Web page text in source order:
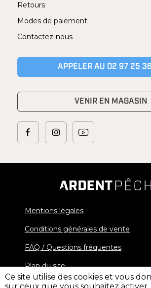
Retours
Modes de paiement
Contactez-nous
APPELER AU 02 97 25
VENIR EN MAGASIN
Mentions légales
Conditions générales de vente
FAQ / Questions fréquentes
Plan du site
Ce site utilise des cookies et vous